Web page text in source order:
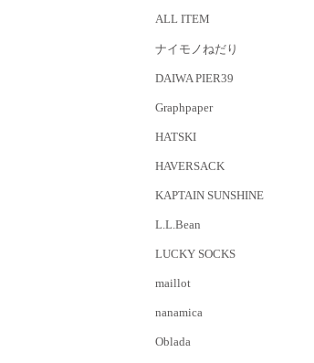
ALL ITEM
ナイモノねだり
DAIWA PIER39
Graphpaper
HATSKI
HAVERSACK
KAPTAIN SUNSHINE
L.L.Bean
LUCKY SOCKS
maillot
nanamica
Oblada